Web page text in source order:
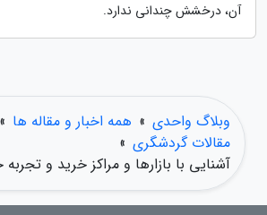
آن، درخشش چندانی ندارد.
وبلاگ واحدی » همه اخبار و مقاله ها »
مقالات گردشگری »
آشنایی با بازارها و مراکز خرید و تجربه